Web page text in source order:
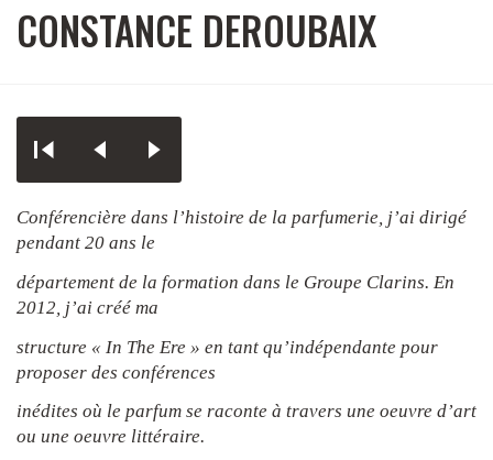
CONSTANCE DEROUBAIX
Conférencière dans l’histoire de la parfumerie, j’ai dirigé
pendant 20 ans le
département de la formation dans le Groupe Clarins. En
2012, j’ai créé ma
structure « In The Ere » en tant qu’indépendante pour
proposer des conférences
inédites où le parfum se raconte à travers une oeuvre d’art
ou une oeuvre littéraire.